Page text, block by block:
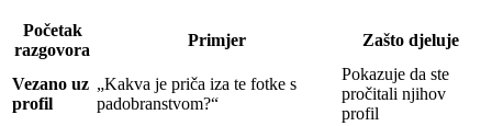
Početak
razgovora
Primjer Zašto djeluje
Vezano uz
profil
„Kakva je priča iza te fotke s
padobranstvom?“
Pokazuje da ste
pročitali njihov
profil